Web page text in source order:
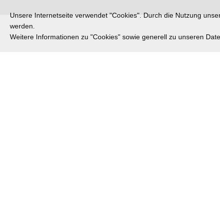
Unsere Internetseite verwendet "Cookies". Durch die Nutzung
werden.
Weitere Informationen zu "Cookies" sowie generell zu unseren